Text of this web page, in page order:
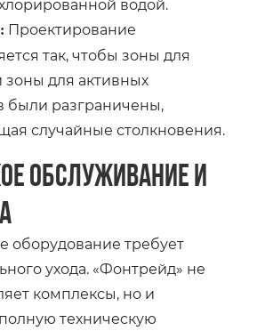
водой.
Проектирование
так, чтобы зоны для
для активных
были разграничены,
случайные столкновения.
обслуживание и
оборудование требует
ухода. «Фонтрейд» не
комплексы, но и
техническую